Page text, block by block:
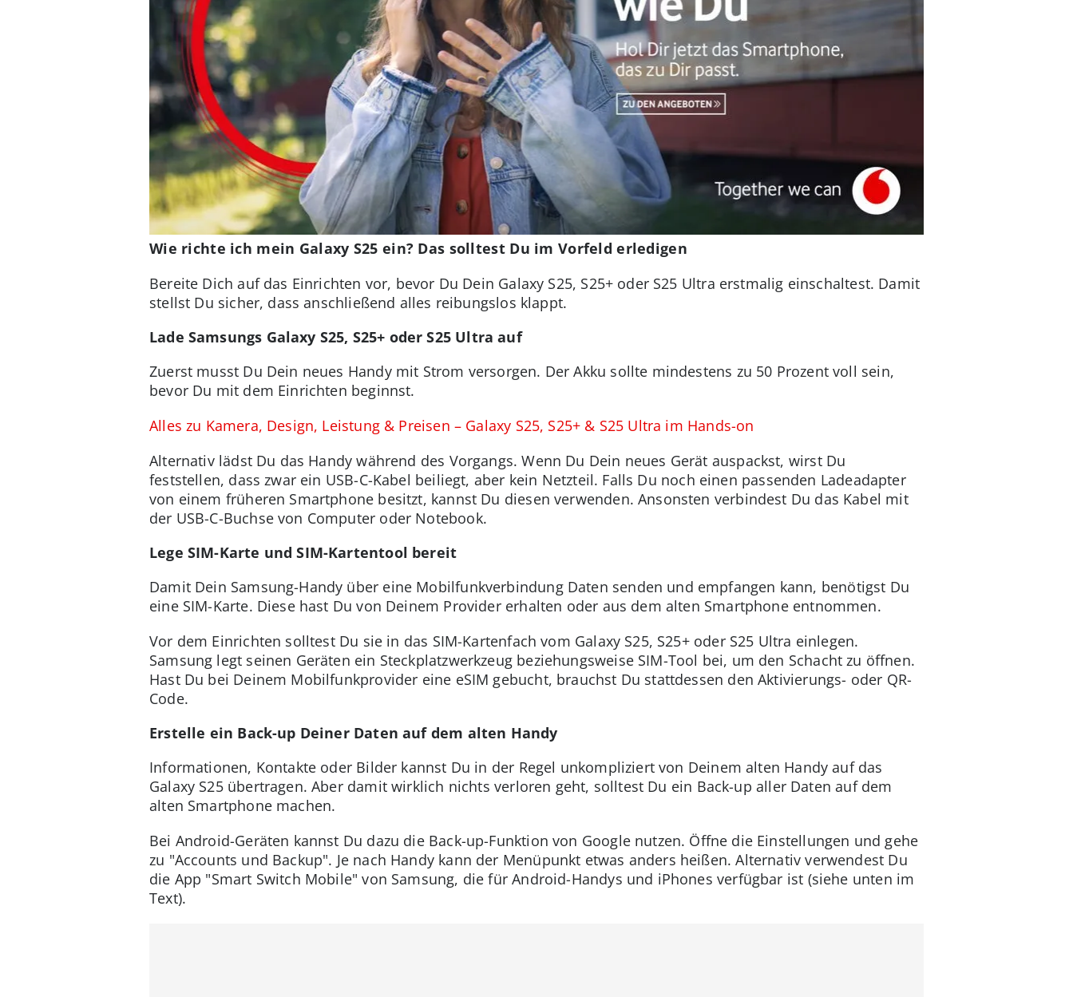
Wie richte ich mein Galaxy S25 ein? Das solltest Du im Vorfeld erledigen
Bereite Dich auf das Einrichten vor, bevor Du Dein Galaxy S25, S25+ oder S25 Ultra erstmalig einschaltest. Damit
stellst Du sicher, dass anschließend alles reibungslos klappt.
Lade Samsungs Galaxy S25, S25+ oder S25 Ultra auf
Zuerst musst Du Dein neues Handy mit Strom versorgen. Der Akku sollte mindestens zu 50 Prozent voll sein,
bevor Du mit dem Einrichten beginnst.
Alles zu Kamera, Design, Leistung & Preisen – Galaxy S25, S25+ & S25 Ultra im Hands-on
Alternativ lädst Du das Handy während des Vorgangs. Wenn Du Dein neues Gerät auspackst, wirst Du
feststellen, dass zwar ein USB-C-Kabel beiliegt, aber kein Netzteil. Falls Du noch einen passenden Ladeadapter
von einem früheren Smartphone besitzt, kannst Du diesen verwenden. Ansonsten verbindest Du das Kabel mit
der USB-C-Buchse von Computer oder Notebook.
Lege SIM-Karte und SIM-Kartentool bereit
Damit Dein Samsung-Handy über eine Mobilfunkverbindung Daten senden und empfangen kann, benötigst Du
eine SIM-Karte. Diese hast Du von Deinem Provider erhalten oder aus dem alten Smartphone entnommen.
Vor dem Einrichten solltest Du sie in das SIM-Kartenfach vom Galaxy S25, S25+ oder S25 Ultra einlegen.
Samsung legt seinen Geräten ein Steckplatzwerkzeug beziehungsweise SIM-Tool bei, um den Schacht zu öffnen.
Hast Du bei Deinem Mobilfunkprovider eine eSIM gebucht, brauchst Du stattdessen den Aktivierungs- oder QR-
Code.
Erstelle ein Back-up Deiner Daten auf dem alten Handy
Informationen, Kontakte oder Bilder kannst Du in der Regel unkompliziert von Deinem alten Handy auf das
Galaxy S25 übertragen. Aber damit wirklich nichts verloren geht, solltest Du ein Back-up aller Daten auf dem
alten Smartphone machen.
Bei Android-Geräten kannst Du dazu die Back-up-Funktion von Google nutzen. Öffne die Einstellungen und gehe
zu "Accounts und Backup". Je nach Handy kann der Menüpunkt etwas anders heißen. Alternativ verwendest Du
die App "Smart Switch Mobile" von Samsung, die für Android-Handys und iPhones verfügbar ist (siehe unten im
Text).